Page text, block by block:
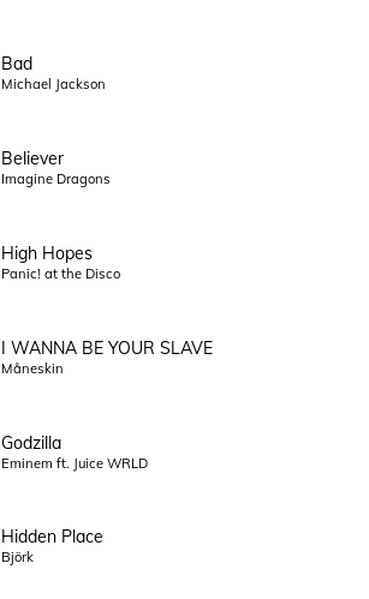
Bad
Michael Jackson
Believer
Imagine Dragons
High Hopes
Panic! at the Disco
I WANNA BE YOUR SLAVE
Måneskin
Godzilla
Eminem ft. Juice WRLD
Hidden Place
Björk